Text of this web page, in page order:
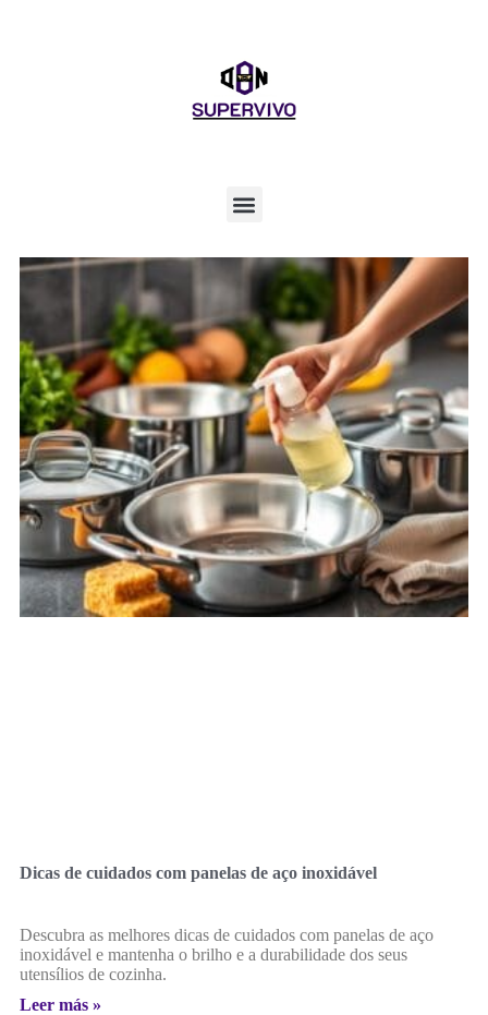
Dicas de cuidados com panelas de aço inoxidável
Descubra as melhores dicas de cuidados com panelas de aço
inoxidável e mantenha o brilho e a durabilidade dos seus
utensílios de cozinha.
Leer más »